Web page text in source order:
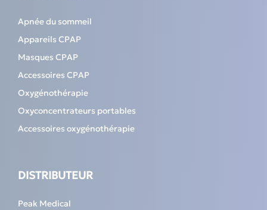
Apnée du sommeil
Appareils CPAP
Masques CPAP
Accessoires CPAP
Oxygénothérapie
Oxyconcentrateurs portables
Accessoires oxygénothérapie
DISTRIBUTEUR
Peak Medical